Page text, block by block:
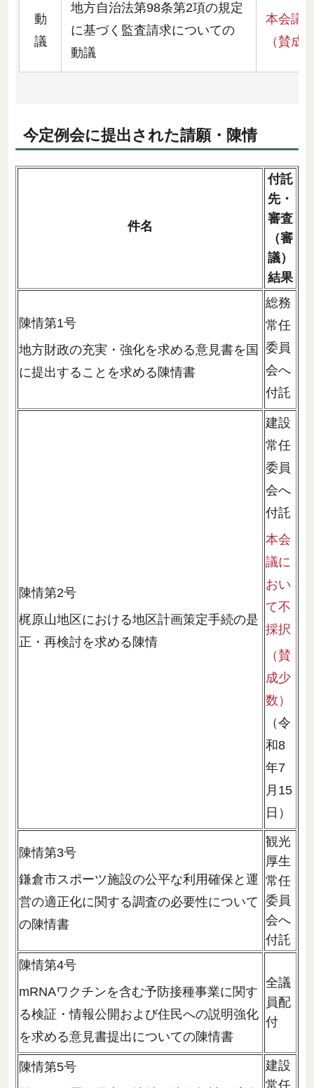
動
議
地方自治法第98条第2項の規定
に基づく監査請求についての
動議
本会議
（賛成
今定例会に提出された請願・陳情
件名
付託
先・
審査
（審
議）
結果
陳情第1号
地方財政の充実・強化を求める意見書を国
に提出することを求める陳情書
総務
常任
委員
会へ
付託
陳情第2号
梶原山地区における地区計画策定手続の是
正・再検討を求める陳情
建設
常任
委員
会へ
付託
本会
議に
おい
て不
採択
（賛
成少
数）
（令
和8
年7
月15
日）
陳情第3号
鎌倉市スポーツ施設の公平な利用確保と運
営の適正化に関する調査の必要性について
の陳情書
観光
厚生
常任
委員
会へ
付託
陳情第4号
mRNAワクチンを含む予防接種事業に関す
る検証・情報公開および住民への説明強化
を求める意見書提出についての陳情書
全議
員配
付
陳情第5号
建設